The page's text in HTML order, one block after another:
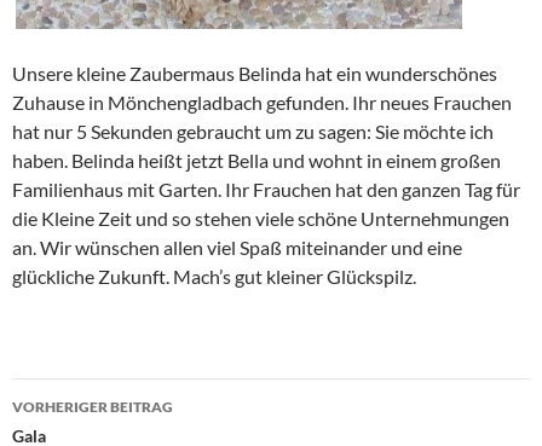
Unsere kleine Zaubermaus Belinda hat ein wunderschönes
Zuhause in Mönchengladbach gefunden. Ihr neues Frauchen
hat nur 5 Sekunden gebraucht um zu sagen: Sie möchte ich
haben. Belinda heißt jetzt Bella und wohnt in einem großen
Familienhaus mit Garten. Ihr Frauchen hat den ganzen Tag für
die Kleine Zeit und so stehen viele schöne Unternehmungen
an. Wir wünschen allen viel Spaß miteinander und eine
glückliche Zukunft. Mach’s gut kleiner Glückspilz.
Beitragsnavigation
VORHERIGER BEITRAG
Gala